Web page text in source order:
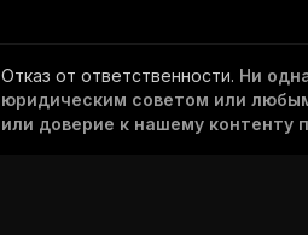
Отказ от ответственности. Ни
юридическим советом или
или доверие к нашему контенту